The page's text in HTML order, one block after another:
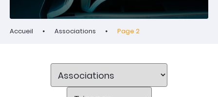
Accueil Associations Page 2